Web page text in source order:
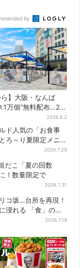
by
ら】大阪・なんば
1万個”無料配布…2日
、ロッテの人気商品
2026.8.2
ド人気の「お食事
ろ～り夏限定メニ
2026.7.29
だこ「夏の回数
！数量限定で
2026.7.31
コ坂…台所を再現！
浸れる 「食」の展
2026.7.19